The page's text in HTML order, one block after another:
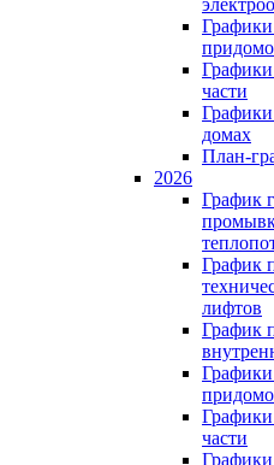
части
домах
План-
2026
График
График
лифтов
График
части